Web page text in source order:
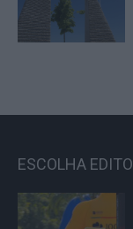
ESCOLHA